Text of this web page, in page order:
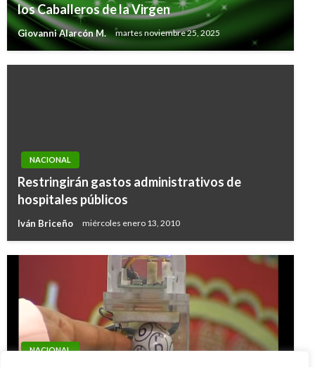
los Caballeros de la Virgen
Giovanni Alarcón M. martes noviembre 25, 2025
NACIONAL
Restringirán gastos administrativos de
hospitales públicos
Iván Briceño miércoles enero 13, 2010
NACIONAL